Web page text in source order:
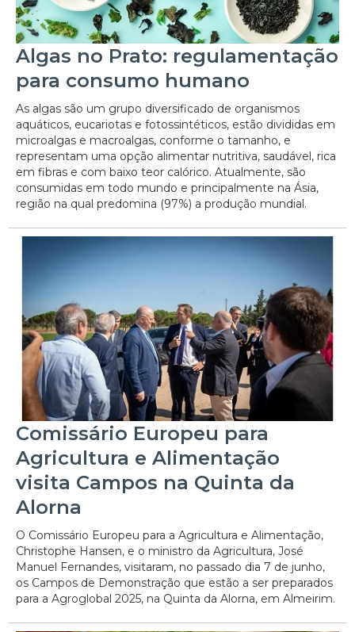
Algas no Prato: regulamentação
para consumo humano
As algas são um grupo diversificado de organismos
aquáticos, eucariotas e fotossintéticos, estão divididas em
microalgas e macroalgas, conforme o tamanho, e
representam uma opção alimentar nutritiva, saudável, rica
em fibras e com baixo teor calórico. Atualmente, são
consumidas em todo mundo e principalmente na Ásia,
região na qual predomina (97%) a produção mundial.
Comissário Europeu para
Agricultura e Alimentação
visita Campos na Quinta da
Alorna
O Comissário Europeu para a Agricultura e Alimentação,
Christophe Hansen, e o ministro da Agricultura, José
Manuel Fernandes, visitaram, no passado dia 7 de junho,
os Campos de Demonstração que estão a ser preparados
para a Agroglobal 2025, na Quinta da Alorna, em Almeirim.